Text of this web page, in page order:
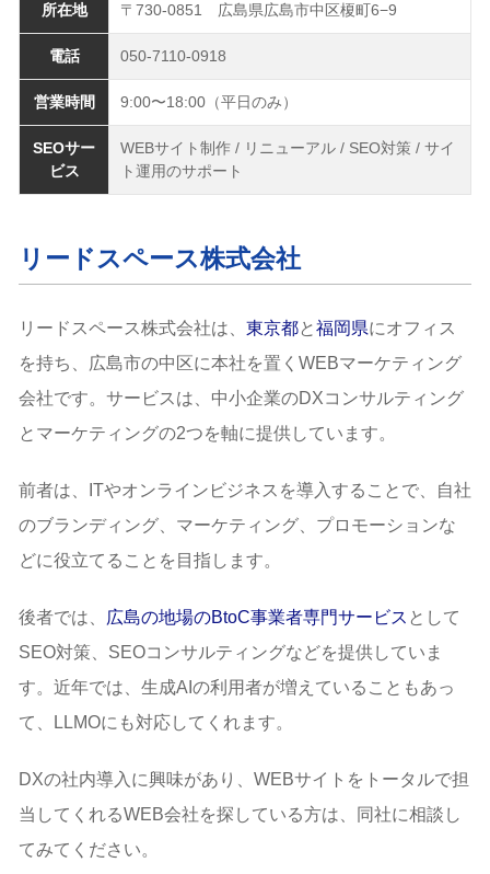
所在地 〒730-0851 広島県広島市中区榎町6−9
電話 050-7110-0918
営業時間 9:00〜18:00（平日のみ）
SEOサー
ビス
WEBサイト制作 / リニューアル / SEO対策 / サイ
ト運用のサポート
リードスペース株式会社
リードスペース株式会社は、 東京都と福岡県にオフィス
を持ち、広島市の中区に本社を置くWEBマーケティング
会社です。サービスは、中小企業のDXコンサルティング
とマーケティングの2つを軸に提供しています。
前者は、ITやオンラインビジネスを導入することで、自社
のブランディング、マーケティング、プロモーションな
どに役立てることを目指します。
後者では、 広島の地場のBtoC事業者専門サービス として
SEO対策、SEOコンサルティングなどを提供していま
す。近年では、生成AIの利用者が増えていることもあっ
て、LLMOにも対応してくれます。
DXの社内導入に興味があり、WEBサイトをトータルで担
当してくれるWEB会社を探している方は、同社に相談し
てみてください。